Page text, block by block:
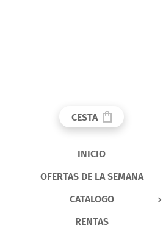
CESTA
INICIO
OFERTAS DE LA SEMANA
CATALOGO
RENTAS